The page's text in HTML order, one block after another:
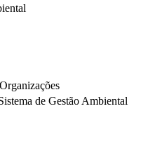
de Gestão Ambiental